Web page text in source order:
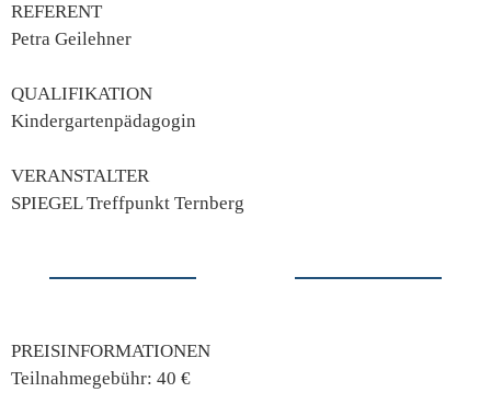
REFERENT
Petra Geilehner
QUALIFIKATION
Kindergartenpädagogin
VERANSTALTER
SPIEGEL Treffpunkt Ternberg
PREISINFORMATIONEN
Teilnahmegebühr: 40 €